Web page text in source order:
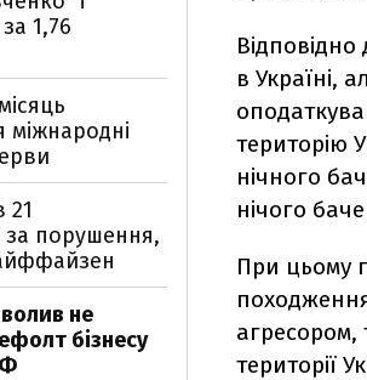
Відповідно
в Україні,
територію
нічного
нічого
При цьому
агресором,
території
1,76
міжнародні
21
за порушення,
не
бізнесу